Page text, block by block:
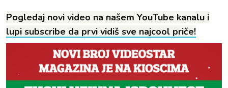
Pogledaj novi video na našem YouTube kanalu i
lupi subscribe da prvi vidiš sve najcool priče!